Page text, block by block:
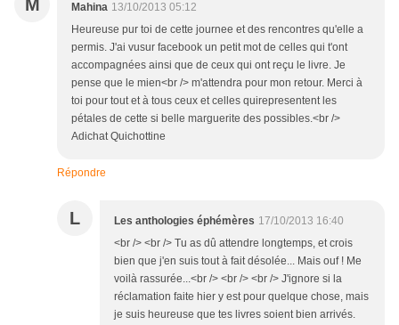
M Mahina 13/10/2013 05:12
Heureuse pur toi de cette journee et des rencontres qu'elle a
permis. J'ai vusur facebook un petit mot de celles qui t'ont
accompagnées ainsi que de ceux qui ont reçu le livre. Je
pense que le mien<br /> m'attendra pour mon retour. Merci à
toi pour tout et à tous ceux et celles quirepresentent les
pétales de cette si belle marguerite des possibles.<br />
Adichat Quichottine
Répondre
L Les anthologies éphémères 17/10/2013 16:40
<br /> <br /> Tu as dû attendre longtemps, et crois
bien que j'en suis tout à fait désolée... Mais ouf ! Me
voilà rassurée...<br /> <br /> <br /> J'ignore si la
réclamation faite hier y est pour quelque chose, mais
je suis heureuse que tes livres soient bien arrivés.